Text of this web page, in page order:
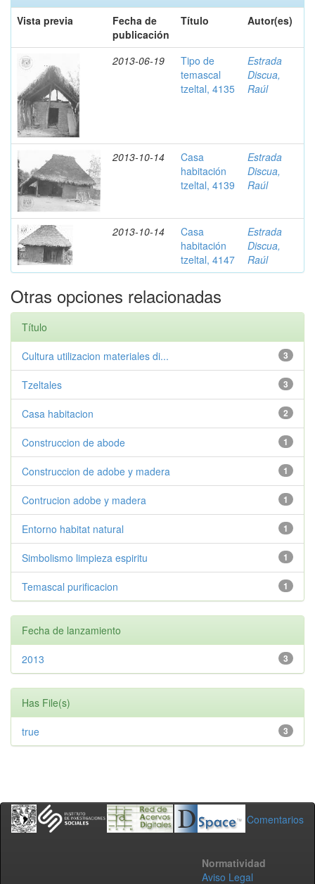
Vista previa
Fecha de
publicación
Título Autor(es)
2013-06-19
Tipo de
temascal
tzeltal, 4135
Estrada
Discua,
Raúl
2013-10-14
Casa
habitación
tzeltal, 4139
Estrada
Discua,
Raúl
2013-10-14
Casa
habitación
tzeltal, 4147
Estrada
Discua,
Raúl
Otras opciones relacionadas
Título
3
Cultura utilizacion materiales di...
3
Tzeltales
2
Casa habitacion
1
Construccion de abode
1
Construccion de adobe y madera
1
Contrucion adobe y madera
1
Entorno habitat natural
1
Simbolismo limpieza espiritu
1
Temascal purificacion
Fecha de lanzamiento
3
2013
Has File(s)
3
true
Comentarios
Normatividad
Aviso Legal